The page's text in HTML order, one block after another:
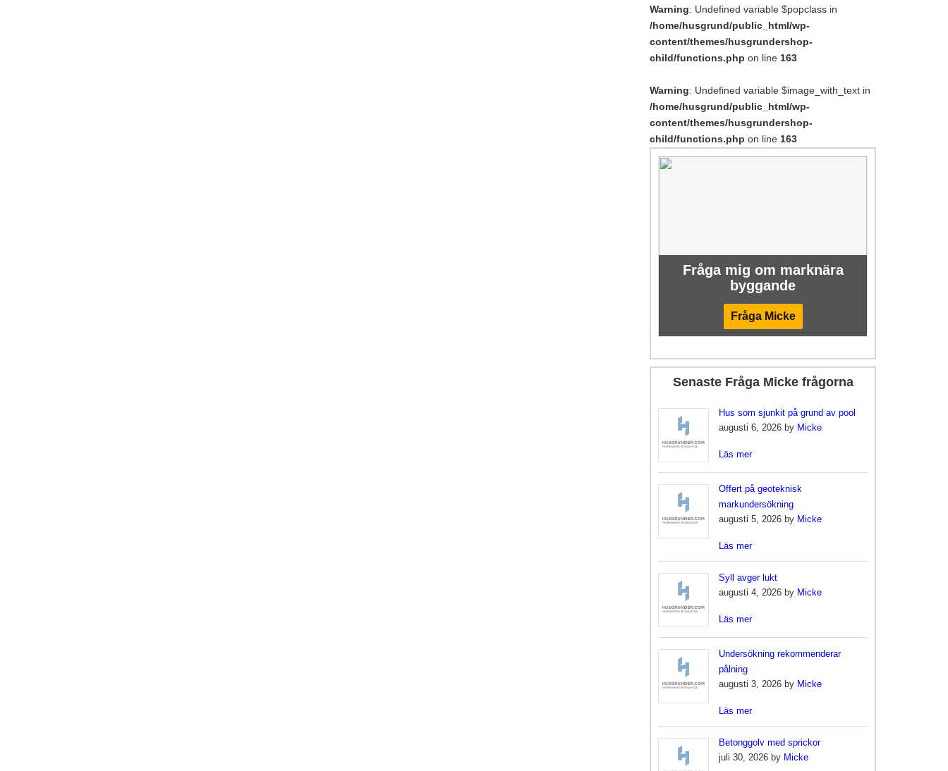
Warning: Undefined variable $popclass in
/home/husgrund/public_html/wp-
content/themes/husgrundershop-
child/functions.php on line 163
Warning: Undefined variable $image_with_text in
/home/husgrund/public_html/wp-
content/themes/husgrundershop-
child/functions.php on line 163
Fråga mig om marknära
byggande
Fråga Micke
Senaste Fråga Micke frågorna
Hus som sjunkit på grund av pool
augusti 6, 2026 by Micke
Läs mer
Offert på geoteknisk
markundersökning
augusti 5, 2026 by Micke
Läs mer
Syll avger lukt
augusti 4, 2026 by Micke
Läs mer
Undersökning rekommenderar
pålning
augusti 3, 2026 by Micke
Läs mer
Betonggolv med sprickor
juli 30, 2026 by Micke